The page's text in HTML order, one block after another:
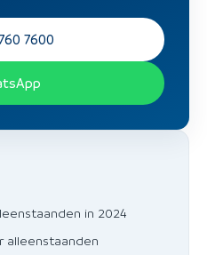
in 2024
alleenstaanden
7600